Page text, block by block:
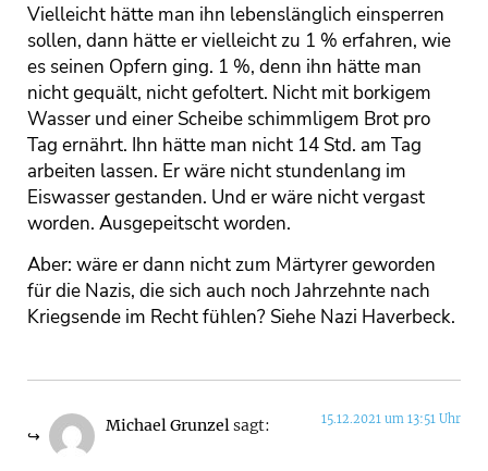
Vielleicht hätte man ihn lebenslänglich einsperren
sollen, dann hätte er vielleicht zu 1 % erfahren, wie
es seinen Opfern ging. 1 %, denn ihn hätte man
nicht gequält, nicht gefoltert. Nicht mit borkigem
Wasser und einer Scheibe schimmligem Brot pro
Tag ernährt. Ihn hätte man nicht 14 Std. am Tag
arbeiten lassen. Er wäre nicht stundenlang im
Eiswasser gestanden. Und er wäre nicht vergast
worden. Ausgepeitscht worden.
Aber: wäre er dann nicht zum Märtyrer geworden
für die Nazis, die sich auch noch Jahrzehnte nach
Kriegsende im Recht fühlen? Siehe Nazi Haverbeck.
Michael Grunzelsagt: 15.12.2021 um 13:51 Uhr